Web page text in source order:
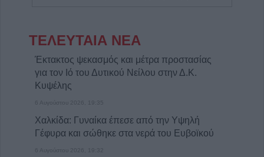
ΤΕΛΕΥΤΑΙΑ ΝΕΑ
Έκτακτος ψεκασμός και μέτρα προστασίας
για τον Ιό του Δυτικού Νείλου στην Δ.Κ.
Κυψέλης
6 Αυγούστου 2026, 19:35
Χαλκίδα: Γυναίκα έπεσε από την Υψηλή
Γέφυρα και σώθηκε στα νερά του Ευβοϊκού
6 Αυγούστου 2026, 19:32